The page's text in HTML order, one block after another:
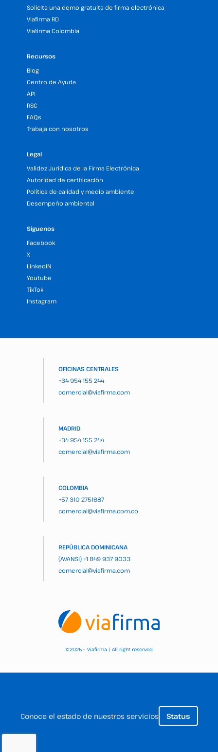
Solicita una demo gratuita de firma electrónica
Viafirma RD
Viafirma Colombia
Recursos
Blog
Centro de Ayuda
API
RSC
FAQs
Trabaja con nosotros
Legal
Validez Jurídica de la Firma Electrónica
Autoridad de certificación
Política de calidad y medio ambiente
Desempeño ambiental
Síguenos
Facebook
X
LinkedIN
Youtube
TikTok
Instagram
OFICINAS CENTRALES
+34 954 155 244
comercial@viafirma.com
MADRID
+34 954 155 244
comercial@viafirma.com
COLOMBIA
+57 310 2751687
comercial@viafirma.com.co
REPÚBLICA DOMINICANA
(AVANSI) +1 849 937 9033
comercial@viafirma.com
©2025 – Viafirma | All right reserved
Conoce el estado de nuestros servicios Status